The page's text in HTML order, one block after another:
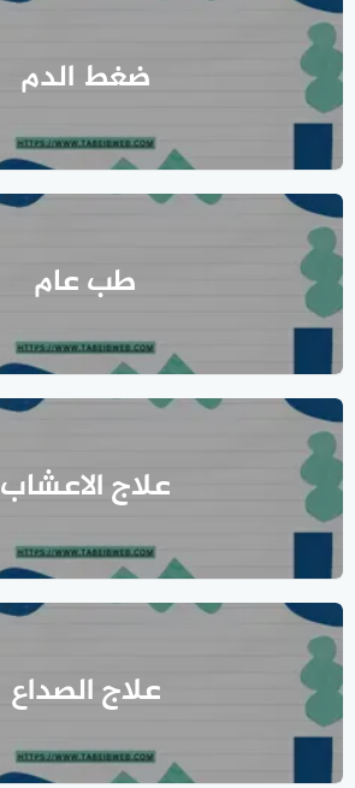
ضغط الدم
طب عام
علاج الاعشاب
علاج الصداع